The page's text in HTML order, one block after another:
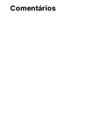
Comentários